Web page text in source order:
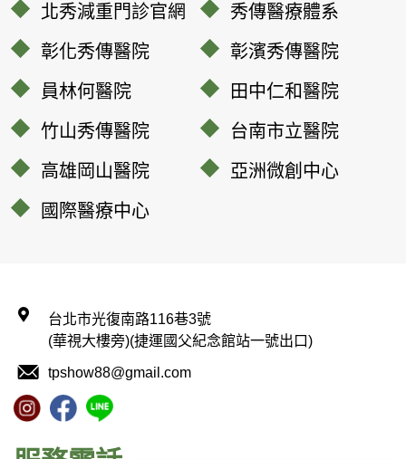
北秀減重門診官網
秀傳醫療體系
彰化秀傳醫院
彰濱秀傳醫院
員林何醫院
田中仁和醫院
竹山秀傳醫院
台南市立醫院
高雄岡山醫院
亞洲微創中心
國際醫療中心
台北市光復南路116巷3號
(華視大樓旁)(捷運國父紀念館站一號出口)
tpshow88@gmail.com